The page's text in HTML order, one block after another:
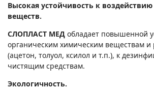
Высокая устойчивость к
веществ.
СЛОПЛАСТ МЕД обладает повышенной
органическим химическим веществам и
(ацетон, толуол, ксилол и т.п.), к
чистящим средствам.
Экологичность.